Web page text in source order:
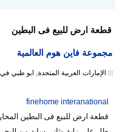
قطعة ارض للبيع فى البطين
مجموعة فاين هوم العالمية
الإمارات العربية المتحدة ابو ظبي في
finehome interanational